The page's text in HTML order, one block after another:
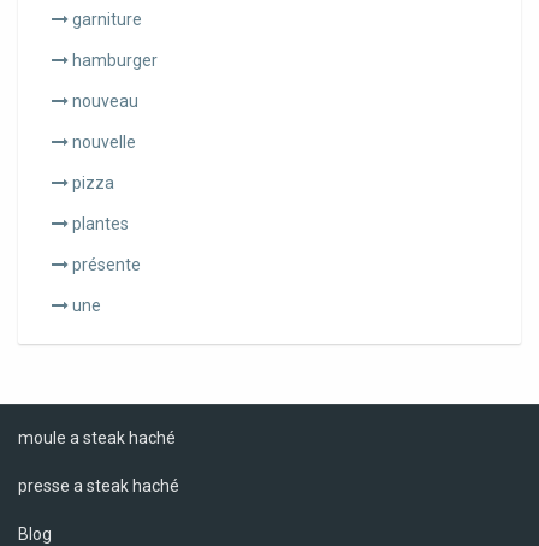
garniture
hamburger
nouveau
nouvelle
pizza
plantes
présente
une
moule a steak haché
presse a steak haché
Blog